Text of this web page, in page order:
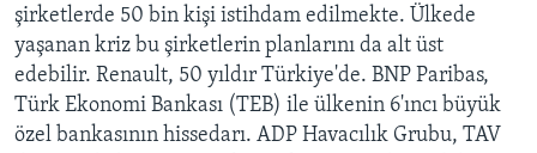
şirketlerde 50 bin kişi istihdam edilmekte. Ülkede
yaşanan kriz bu şirketlerin planlarını da alt üst
edebilir. Renault, 50 yıldır Türkiye'de. BNP Paribas,
Türk Ekonomi Bankası (TEB) ile ülkenin 6'ıncı büyük
özel bankasının hissedarı. ADP Havacılık Grubu, TAV